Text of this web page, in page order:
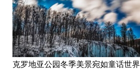
克罗地亚公园冬季美景宛如童话世界